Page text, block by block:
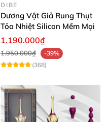
DIBE
Dương Vật Giả Rung Thụt
Tỏa Nhiệt Silicon Mềm Mại
1.190.000₫
1.950.000₫
-39%
(368)